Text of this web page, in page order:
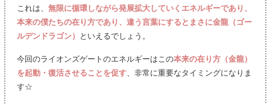
これは、 無限に循環しながら発展拡大していくエネルギーであり、
本来の僕たちの在り方であり、違う言葉にするとまさに金龍（ゴー
ルデンドラゴン）
といえるでしょう。
今回のライオンズゲートのエネルギーはこの本来の在り方（金龍）
を起動・復活させることを促す 、非常に重要なタイミングになりま
す☆